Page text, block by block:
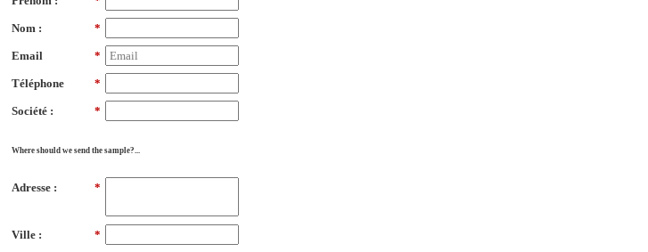
*
Nom :
*
Email
*
Téléphone
*
Société :
Where should we send the sample?...
*
Adresse :
*
Ville :